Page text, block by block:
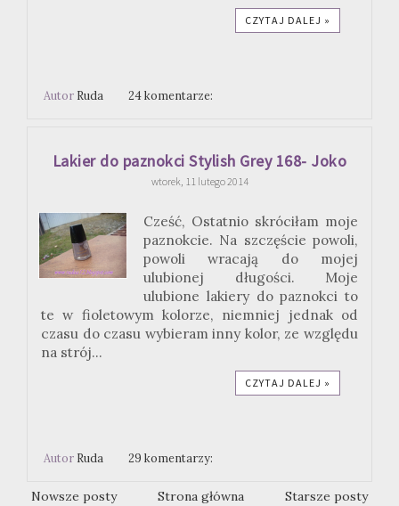
CZYTAJ DALEJ »
Autor Ruda 24 komentarze:
Lakier do paznokci Stylish Grey 168- Joko
wtorek, 11 lutego 2014
Cześć, Ostatnio skróciłam moje
paznokcie. Na szczęście powoli,
powoli wracają do mojej
ulubionej długości. Moje
ulubione lakiery do paznokci to
te w fioletowym kolorze, niemniej jednak od
czasu do czasu wybieram inny kolor, ze względu
na strój...
CZYTAJ DALEJ »
Autor Ruda 29 komentarzy:
Nowsze posty Starsze posty
Strona główna